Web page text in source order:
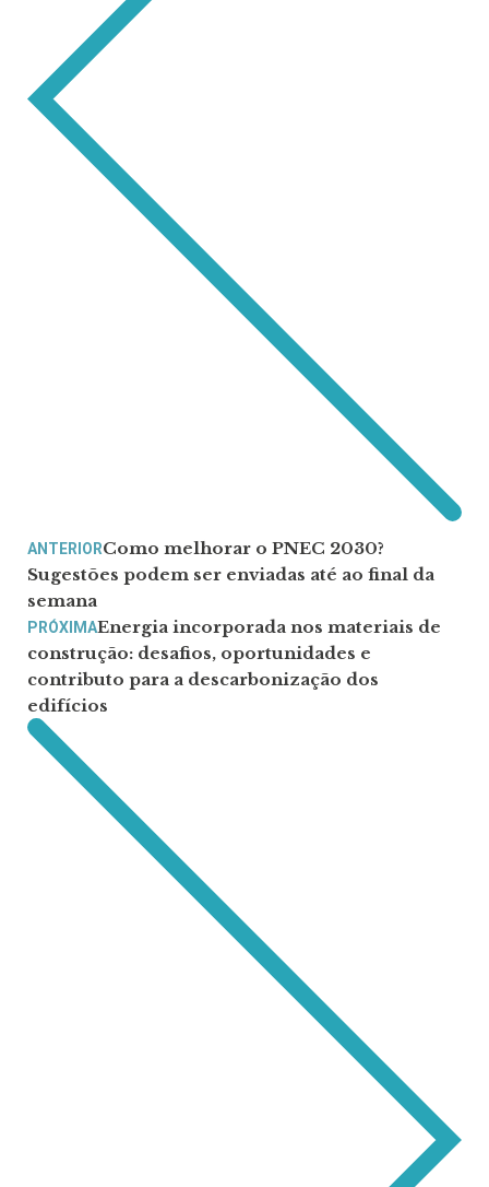
ANTERIORComo melhorar o PNEC 2030?
Sugestões podem ser enviadas até ao final da
semana
PRÓXIMAEnergia incorporada nos materiais de
construção: desafios, oportunidades e
contributo para a descarbonização dos
edifícios